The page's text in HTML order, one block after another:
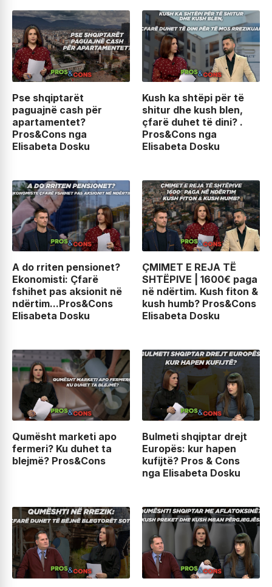
Pse shqiptarët
paguajnë cash për
apartamentet?
Pros&Cons nga
Elisabeta Dosku
Kush ka shtëpi për të
shitur dhe kush blen,
çfarë duhet të dini? .
Pros&Cons nga
Elisabeta Dosku
A do rriten pensionet?
Ekonomisti: Çfarë
fshihet pas aksionit në
ndërtim...Pros&Cons
Elisabeta Dosku
ÇMIMET E REJA TË
SHTËPIVE | 1600€ paga
në ndërtim. Kush fiton &
kush humb? Pros&Cons
Elisabeta Dosku
Qumësht marketi apo
fermeri? Ku duhet ta
blejmë? Pros&Cons
Bulmeti shqiptar drejt
Europës: kur hapen
kufijtë? Pros & Cons
nga Elisabeta Dosku